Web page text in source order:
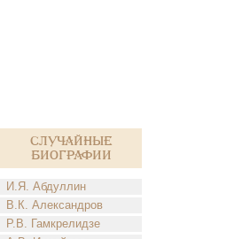
Случайные
биографии
И.Я. Абдуллин
В.К. Александров
Р.В. Гамкрелидзе